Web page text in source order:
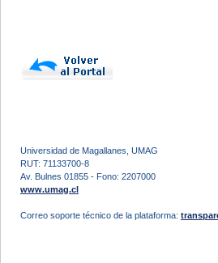
Universidad de Magallanes, UMAG
RUT: 71133700-8
Av. Bulnes 01855 - Fono: 2207000
www.umag.cl
Correo soporte técnico de la plataforma: